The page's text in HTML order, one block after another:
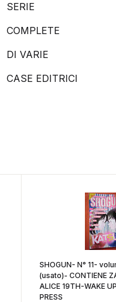
SERIE
COMPLETE
DI VARIE
CASE EDITRICI
SHOGUN- N° 11-
(usato)- CONTIENE
ALICE 19TH-WAKE
PRESS